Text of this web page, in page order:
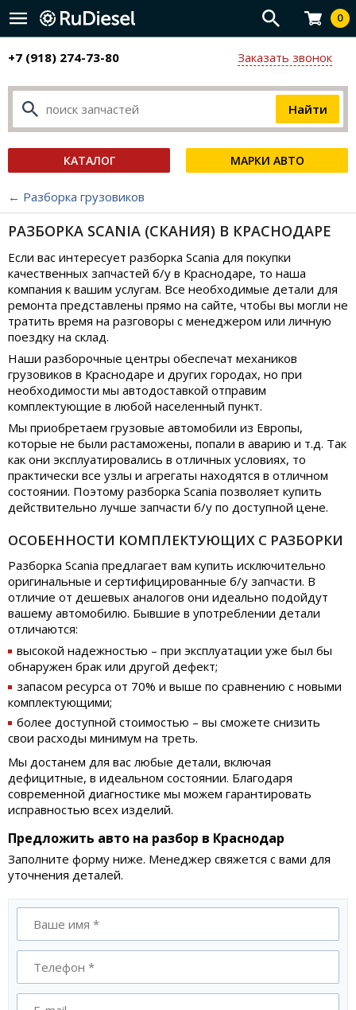
0
+7 (918) 274-73-80 Заказать звонок
КАТАЛОГ МАРКИ АВТО
← Разборка грузовиков
РАЗБОРКА SCANIA (СКАНИЯ) В КРАСНОДАРЕ
Если вас интересует разборка Scania для покупки
качественных запчастей б/у в Краснодаре, то наша
компания к вашим услугам. Все необходимые детали для
ремонта представлены прямо на сайте, чтобы вы могли не
тратить время на разговоры с менеджером или личную
поездку на склад.
Наши разборочные центры обеспечат механиков
грузовиков в Краснодаре и других городах, но при
необходимости мы автодоставкой отправим
комплектующие в любой населенный пункт.
Мы приобретаем грузовые автомобили из Европы,
которые не были растаможены, попали в аварию и т.д. Так
как они эксплуатировались в отличных условиях, то
практически все узлы и агрегаты находятся в отличном
состоянии. Поэтому разборка Scania позволяет купить
действительно лучше запчасти б/у по доступной цене.
ОСОБЕННОСТИ КОМПЛЕКТУЮЩИХ С РАЗБОРКИ
Разборка Scania предлагает вам купить исключительно
оригинальные и сертифицированные б/у запчасти. В
отличие от дешевых аналогов они идеально подойдут
вашему автомобилю. Бывшие в употреблении детали
отличаются:
высокой надежностью – при эксплуатации уже был бы
обнаружен брак или другой дефект;
запасом ресурса от 70% и выше по сравнению с новыми
комплектующими;
более доступной стоимостью – вы сможете снизить
свои расходы минимум на треть.
Мы достанем для вас любые детали, включая
дефицитные, в идеальном состоянии. Благодаря
современной диагностике мы можем гарантировать
исправностью всех изделий.
Предложить авто на разбор в Краснодар
Заполните форму ниже. Менеджер свяжется с вами для
уточнения деталей.